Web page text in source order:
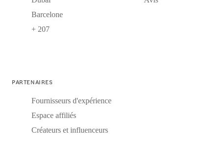
Barcelone
+ 207
PARTENAIRES
Fournisseurs d'expérience
Espace affiliés
Créateurs et influenceurs